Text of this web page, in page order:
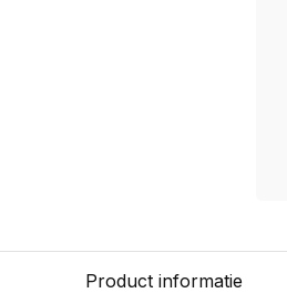
Product informatie